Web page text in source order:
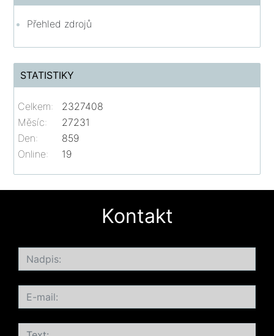
Přehled zdrojů
STATISTIKY
Online: 19
Celkem:
2327408
Měsíc:
27231
Den:
859
Kontakt